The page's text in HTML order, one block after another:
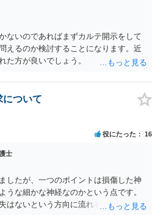
ないのであればまずカルテ開示をして
えるのか検討することになります。近
た方が良いでしょう。
について
役にたった 16
士
したが、一つのポイントは損傷した神
うな細かな神経なのかという点です。
はないという方向に流れる可能性があ